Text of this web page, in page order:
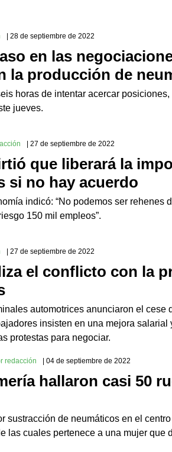
| 28 de septiembre de 2022
en las
la producción de
horas de intentar acercar
jueves.
| 27 de septiembre de 2022
que liberará la
si no hay acuerdo
indicó: “No podemos ser rehenes
150 mil empleos”.
| 27 de septiembre de 2022
el conflicto con la
automotrices anunciaron el cese
insisten en una mejora salarial
protestas para negociar.
redacción | 04 de septiembre de 2022
hallaron casi 50
sustracción de neumáticos en el
las cuales pertenece a una mujer que